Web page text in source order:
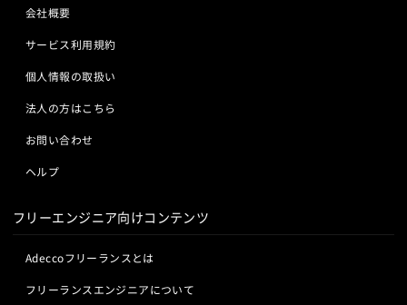
会社概要
サービス利用規約
個人情報の取扱い
法人の方はこちら
お問い合わせ
ヘルプ
フリーエンジニア向けコンテンツ
Adeccoフリーランスとは
フリーランスエンジニアについて